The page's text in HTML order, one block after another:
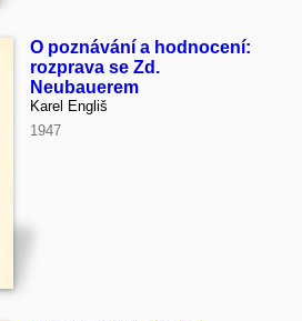
O poznávání a hodnocení:
rozprava se Zd.
Neubauerem
Karel Engliš
1947